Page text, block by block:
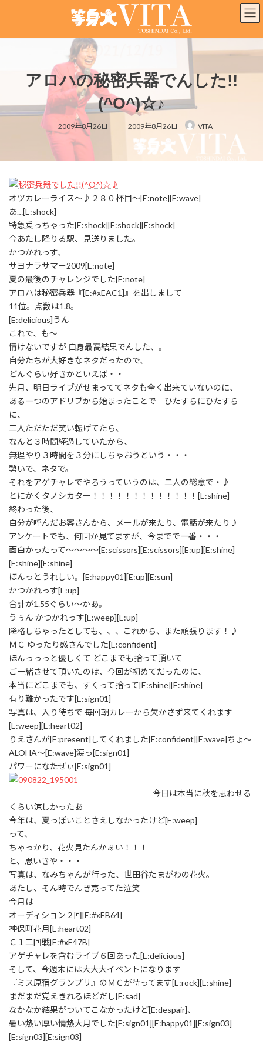
ン
プ
ー
動
アロハの秘密兵器でんした!!
(^O^)☆♪
2009年8月26日
終
新
日
:
2009年8月26日 VITA
オツカレーライス～♪２８０杯目～[E:note][E:wave]
あ…[E:shock]
特急乗っちゃった[E:shock][E:shock][E:shock]
今あたし降りる駅、見送りました。
かつかれっす、
サヨナラサマー2009[E:note]
夏の最後のチャレンジでした[E:note]
アロハは秘密兵器『[E:#xEAC1]』を出しまして
11位。点数は1.8。
[E:delicious]うん
これで、も～
情けないですが 自身最高結果でんした、。
自分たちが大好きなネタだったので、
どんぐらい好きかといえば・・
先月、明日ライブがせまっててネタも全く出来ていないのに、
ある一つのアドリブから始まったことで ひたすらにひたすら
に、
二人ただただ笑い転げてたら、
なんと３時間経過していたから、
無理やり３時間を３分にしちゃおうという・・・
勢いで、ネタで。
それをアゲチャレでやろうっていうのは、二人の総意で・♪
とにかくタノシカター！！！！！！！！！！！！！[E:shine]
終わった後、
自分が呼んだお客さんから、メールが来たり、電話が来たり♪
アンケートでも、何回か見てますが、今までで一番・・・
面白かったって～～～～[E:scissors][E:scissors][E:up][E:shine]
[E:shine][E:shine]
ほんっとうれしい。[E:happy01][E:up][E:sun]
かつかれっす[E:up]
合計が1.55ぐらい～かあ。
うぅん かつかれっす[E:weep][E:up]
降格しちゃったとしても、、、これから、また頑張ります！♪
ＭＣ ゆったり感さんでした[E:confident]
ほんっっっと優しくて どこまでも拾って頂いて
ご一緒させて頂いたのは、今回が初めてだったのに、
本当にどこまでも、すくって拾って[E:shine][E:shine]
有り難かったです[E:sign01]
写真は、入り待ちで 毎回朝カレーから欠かさず来てくれます
[E:weep][E:heart02]
りえさんが[E:present]してくれました[E:confident][E:wave]ちょ～
ALOHA～[E:wave]涙っ[E:sign01]
パワーになたぜぃ[E:sign01]
今日は本当に秋を思わせる
くらい涼しかったあ
今年は、夏っぽいことさえしなかったけど[E:weep]
って、
ちゃっかり、花火見たんかぁい！！！
と、思いきや・・・
写真は、なみちゃんが行った、世田谷たまがわの花火。
あたし、そん時でんき売ってた泣笑
今月は
オーディション２回[E:#xEB64]
神保町花月[E:heart02]
Ｃ１二回戦[E:#xE47B]
アゲチャレを含むライブ６回あった[E:delicious]
そして、今週末には大大大イベントになります
『ミス原宿グランプリ』のＭＣが待ってます[E:rock][E:shine]
まだまだ覚えきれるほどだし[E:sad]
なかなか結果がついてこなかったけど[E:despair]、
暑い熱い厚い情熱大月でした[E:sign01][E:happy01][E:sign03]
[E:sign03][E:sign03]